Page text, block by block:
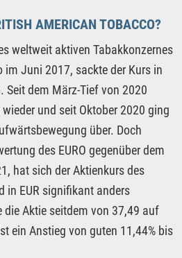
AMERICAN TOBACCO?
weltweit aktiven Tabakkonzernes
im Juni 2017, sackte der Kurs in
Seit dem März-Tief von 2020
und seit Oktober 2020 ging
über. Doch
des EURO gegenüber dem
hat sich der Aktienkurs des
in EUR signifikant anders
die Aktie seitdem von 37,49 auf
ein Anstieg von guten 11,44% bis